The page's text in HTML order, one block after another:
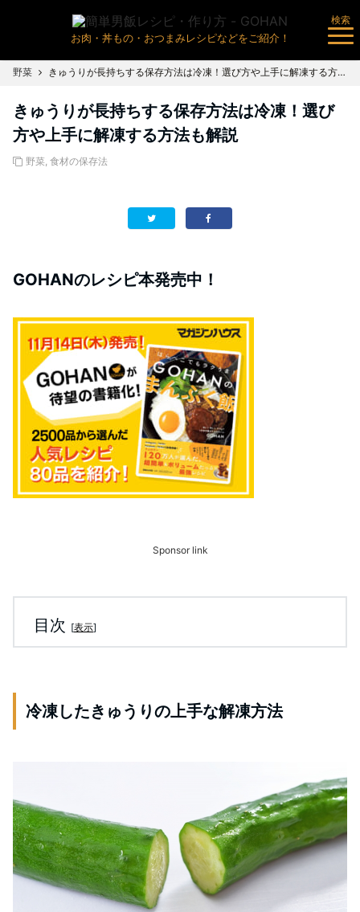
お肉・丼もの・おつまみレシピなどをご紹介！
検索
野菜 きゅうりが長持ちする保存方法は冷凍！選び方や上手に解凍する方法も解説
きゅうりが長持ちする保存方法は冷凍！選び
方や上手に解凍する方法も解説
野菜, 食材の保存法
GOHANのレシピ本発売中！
Sponsor link
目次 [表示]
冷凍したきゅうりの上手な解凍方法